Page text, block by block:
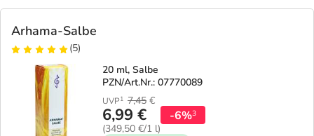
Arhama-Salbe
(5)
20 ml, Salbe
PZN/Art.Nr.: 07770089
UVP1 7,45 €
6,99 €
(349,50 €/1 l)
-6%3